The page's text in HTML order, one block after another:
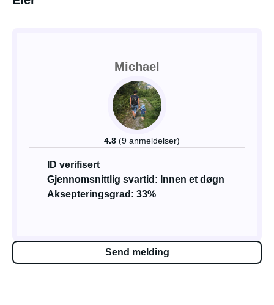
Michael
4.8 (9 anmeldelser)
ID verifisert
Gjennomsnittlig svartid: Innen et døgn
Aksepteringsgrad: 33%
Send melding